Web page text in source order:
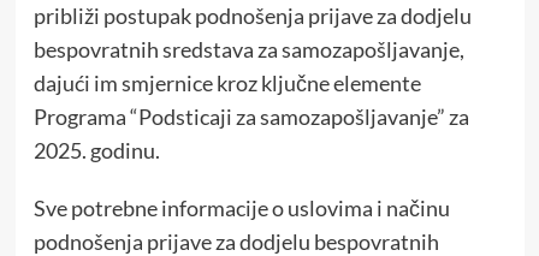
približi postupak podnošenja prijave za dodjelu
bespovratnih sredstava za samozapošljavanje,
dajući im smjernice kroz ključne elemente
Programa “Podsticaji za samozapošljavanje” za
2025. godinu.
Sve potrebne informacije o uslovima i načinu
podnošenja prijave za dodjelu bespovratnih